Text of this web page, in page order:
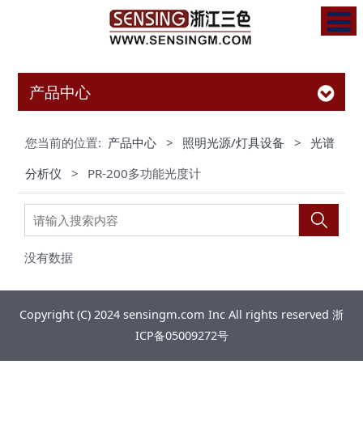
产品中心
您当前的位置: 产品中心 > 照明光源/灯具设备 >
光谱
分析仪
> PR-200多功能光度计
没有数据
Copyright (C) 2024 sensingm.com Inc All rights reserved 浙
ICP备05009272号